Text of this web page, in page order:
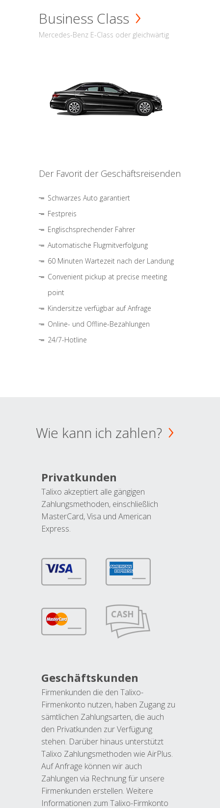
Business Class
Mercedes-Benz E-Class oder gleichwärtig
Der Favorit der Geschäftsreisenden
Schwarzes Auto garantiert
Festpreis
Englischsprechender Fahrer
Automatische Flugmitverfolgung
60 Minuten Wartezeit nach der Landung
Convenient pickup at precise meeting
point
Kindersitze verfügbar auf Anfrage
Online- und Offline-Bezahlungen
24/7-Hotline
Wie kann ich zahlen?
Privatkunden
Talixo akzeptiert alle gängigen
Zahlungsmethoden, einschließlich
MasterCard, Visa und American
Express.
Geschäftskunden
Firmenkunden die den Talixo-
Firmenkonto nutzen, haben Zugang zu
sämtlichen Zahlungsarten, die auch
den Privatkunden zur Verfügung
stehen. Darüber hinaus unterstützt
Talixo Zahlungsmethoden wie AirPlus.
Auf Anfrage können wir auch
Zahlungen via Rechnung für unsere
Firmenkunden erstellen. Weitere
Informationen zum Talixo-Firmkonto